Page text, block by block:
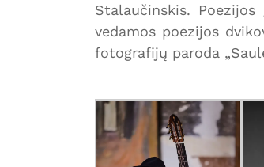
Stalaučinskis.
vedamos poezijos
fotografijų paroda